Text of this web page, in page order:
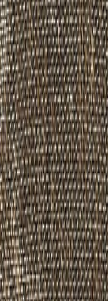
品番:
GX6151L
ブランド:
東リ
メーカー:
東リ
価格
¥15,800 / ㎡
現在サンプル請
お知らせを受け